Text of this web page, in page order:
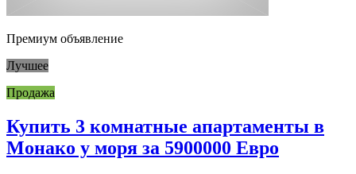
Премиум объявление
Лучшее
Продажа
Купить 3 комнатные апартаменты в
Монако у моря за 5900000 Евро